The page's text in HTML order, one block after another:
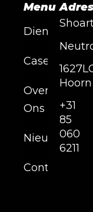
Diensten
Cases
Over
Ons
Nieuws
Contact
Menu Adres
Hoorn
+31
85
060
6211